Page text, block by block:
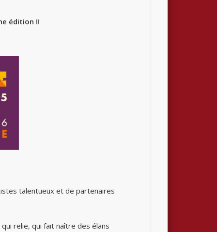
édition !!
talentueux et de partenaires
relie, qui fait naître des élans